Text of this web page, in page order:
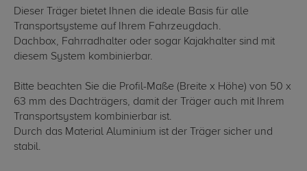
Dieser Träger bietet Ihnen die ideale Basis für alle
Transportsysteme auf Ihrem Fahrzeugdach.
Dachbox, Fahrradhalter oder sogar Kajakhalter sind mit
diesem System kombinierbar.
Bitte beachten Sie die Profil-Maße (Breite x Höhe) von 50 x
63 mm des Dachträgers, damit der Träger auch mit Ihrem
Transportsystem kombinierbar ist.
Durch das Material Aluminium ist der Träger sicher und
stabil.